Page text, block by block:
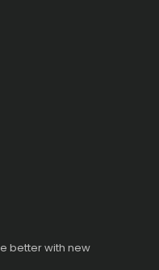
better with new